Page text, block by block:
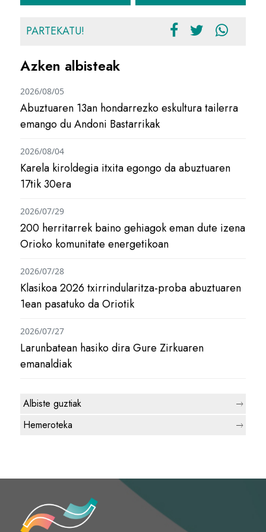
PARTEKATU!
Azken albisteak
Abuztuaren 13an hondarrezko eskultura tailerra
emango du Andoni Bastarrikak
2026/08/05
Karela kiroldegia itxita egongo da abuztuaren
17tik 30era
2026/08/04
200 herritarrek baino gehiagok eman dute izena
Orioko komunitate energetikoan
2026/07/29
Klasikoa 2026 txirrindularitza-proba abuztuaren
1ean pasatuko da Oriotik
2026/07/28
Larunbatean hasiko dira Gure Zirkuaren
emanaldiak
2026/07/27
Albiste guztiak
Hemeroteka